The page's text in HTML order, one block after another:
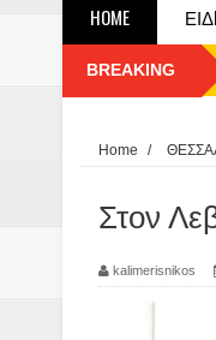
HOME
BREAKING
Home /
Στον
kalimerisnikos